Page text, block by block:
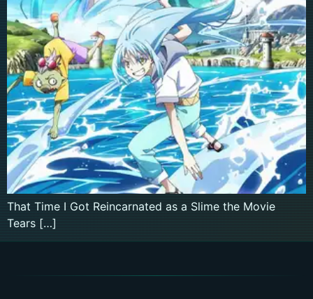
That Time I Got Reincarnated as a Slime the Movie
Tears […]